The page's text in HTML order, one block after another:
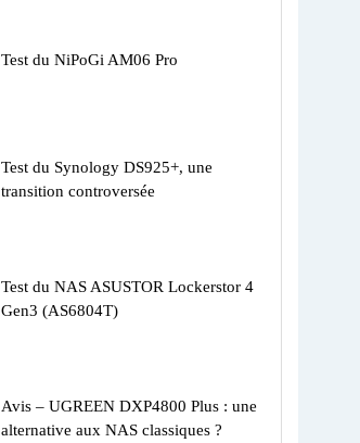
Test du NiPoGi AM06 Pro
Test du Synology DS925+, une
transition controversée
Test du NAS ASUSTOR Lockerstor 4
Gen3 (AS6804T)
Avis – UGREEN DXP4800 Plus : une
alternative aux NAS classiques ?